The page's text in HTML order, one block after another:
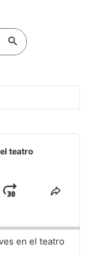
teatro
JumpShare
en el teatro